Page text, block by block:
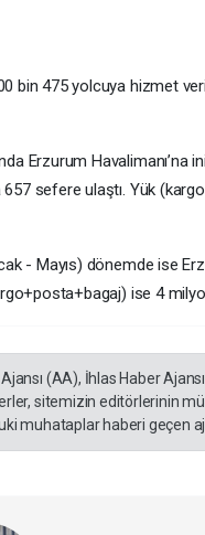
bin 475 yolcuya hizmet
Erzurum
sefere ulaştı. Yük
- Mayıs) dönemde ise
ise 4
(AA), İhlas Haber
sitemizin editörlerinin
muhataplar haberi geçen